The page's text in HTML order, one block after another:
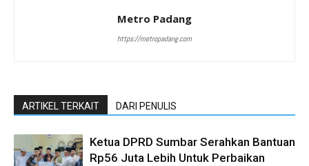
Metro Padang
https://metropadang.com
ARTIKEL TERKAIT DARI PENULIS
Ketua DPRD Sumbar Serahkan Bantuan
Rp56 Juta Lebih Untuk Perbaikan